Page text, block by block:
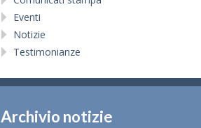
Eventi
Notizie
Testimonianze
Archivio notizie